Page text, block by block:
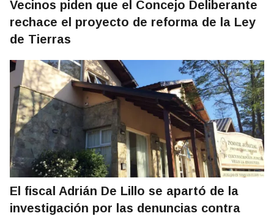
Vecinos piden que el Concejo Deliberante
rechace el proyecto de reforma de la Ley
de Tierras
El fiscal Adrián De Lillo se apartó de la
investigación por las denuncias contra